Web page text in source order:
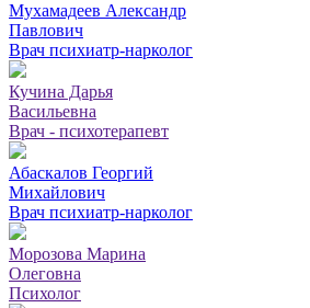
Мухамадеев Александр
Павлович
Врач психиатр-нарколог
Кучина Дарья
Васильевна
Врач - психотерапевт
Абаскалов Георгий
Михайлович
Врач психиатр-нарколог
Морозова Марина
Олеговна
Психолог